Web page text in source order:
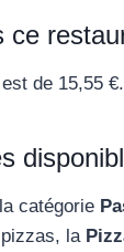
ce
de 15,55 €.
catégorie
la